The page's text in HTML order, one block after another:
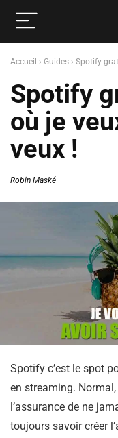
Accueil › Guides › Spotify
Spotify
où je
veux !
Robin Maské
Spotify c’est le spot
en streaming. Normal,
l’assurance de ne
toujours savoir créer